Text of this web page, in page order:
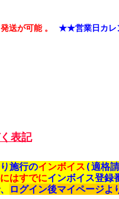
能 。 ★★営業日カレンダ
表記
施行のインボイス (適格
にはすでにインボイス登録
ログイン後マイページよ